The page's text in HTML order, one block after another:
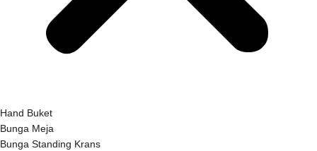
Hand Buket
Bunga Meja
Bunga Standing Krans